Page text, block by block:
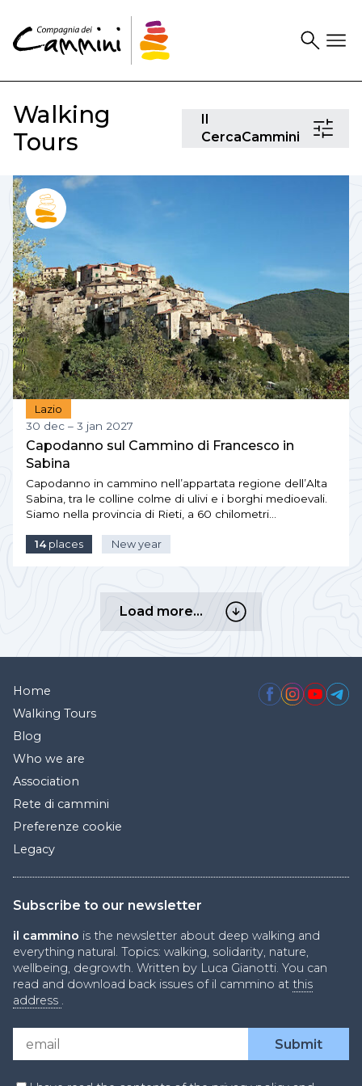
SearchDrawer
Walking
Tours
Il
CercaCammini
Il
Lazio
30 dec – 3 jan 2027
Capodanno sul Cammino di Francesco in
Sabina
Capodanno in cammino nell’appartata regione dell’Alta
Sabina, tra le colline colme di ulivi e i borghi medioevali.
Siamo nella provincia di Rieti, a 60 chilometri…
14places New year
Load more…
Load
more…
Home
Walking Tours
Blog
Who we are
Association
Rete di cammini
Preferenze cookie
Legacy
Subscribe to our newsletter
il cammino is the newsletter about deep walking and
everything natural. Topics: walking, solidarity, nature,
wellbeing, degrowth. Written by Luca Gianotti. You can
read and download back issues of il cammino at this
address .